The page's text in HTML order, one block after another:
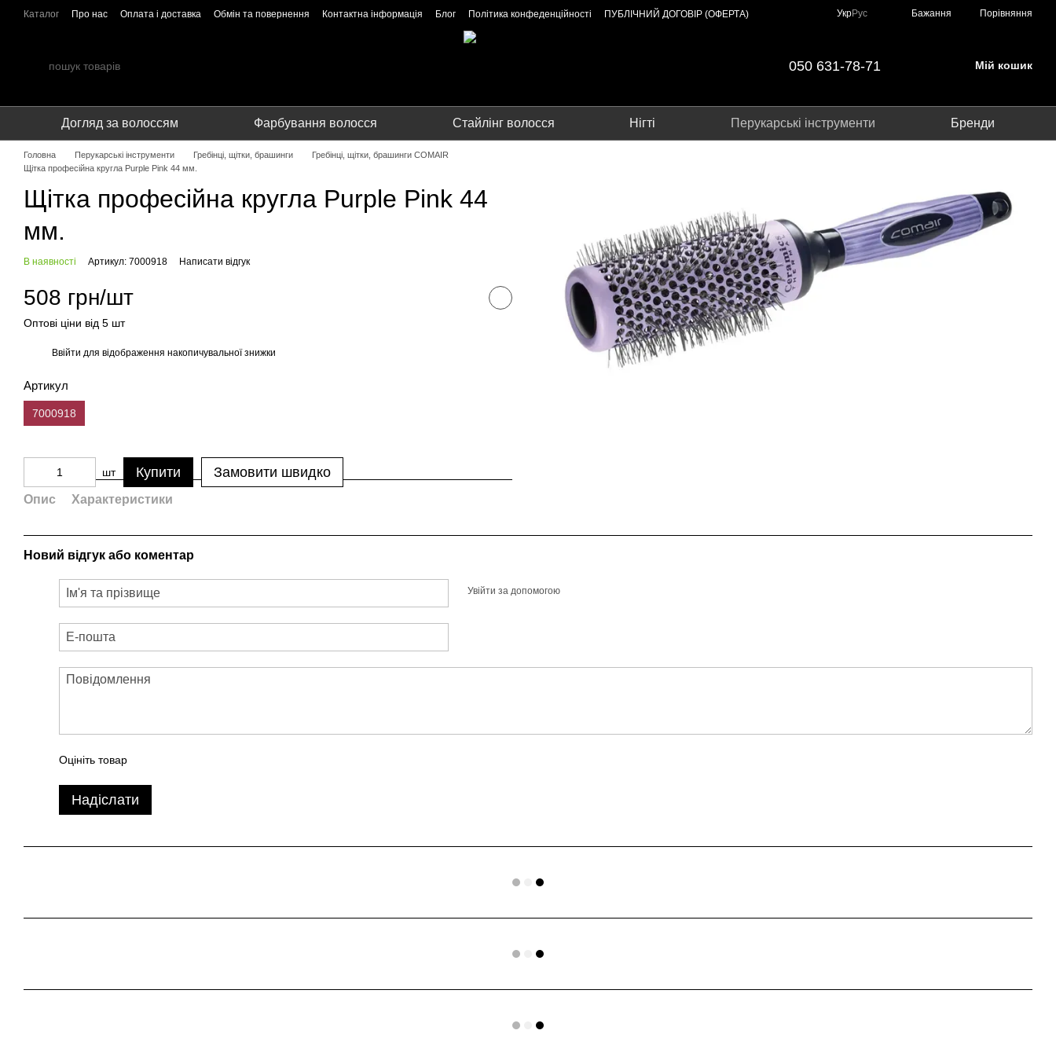
Перейти до основного контенту
Каталог Про нас Оплата і доставка Обмін та повернення Контактна інформація Блог Політика конфеденційності
ПУБЛІЧНИЙ ДОГОВІР (ОФЕРТА)
УкрРус Бажання Порівняння
050 631-78-71 Мій кошик
Догляд за волоссям Фарбування волосся Стайлінг волосся Нігті Перукарські інструменти Бренди
Головна Перукарські інструменти Гребінці, щітки, брашинги
Гребінці, щітки, брашинги COMAIR
Щітка професійна кругла Purple Pink 44 мм.
Щітка професійна кругла Purple Pink 44
мм.
В наявності Артикул: 7000918 Написати відгук
508 грн/шт
Оптові ціни від 5 шт
Ввійти для відображення накопичувальної знижки
Артикул
7000918
шт Купити Замовити швидко
Опис Характеристики
Новий відгук або коментар
Увійти за допомогою
Оцініть товар
Надіслати